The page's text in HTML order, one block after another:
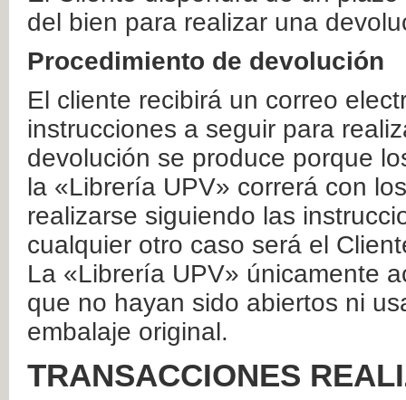
del bien para realizar una
Procedimiento de devolución
El cliente recibirá un correo
instrucciones a seguir para
devolución se produce porque
la «Librería UPV» correrá con
realizarse siguiendo las
cualquier otro caso será el
La «Librería UPV» únicamente
que no hayan sido abiertos ni
embalaje original.
TRANSACCIONES